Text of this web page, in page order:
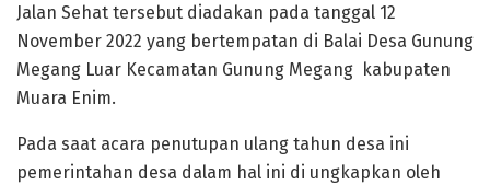
Jalan Sehat tersebut diadakan pada tanggal 12
November 2022 yang bertempatan di Balai Desa Gunung
Megang Luar Kecamatan Gunung Megang kabupaten
Muara Enim.
Pada saat acara penutupan ulang tahun desa ini
pemerintahan desa dalam hal ini di ungkapkan oleh